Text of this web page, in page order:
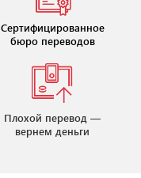
Сертифицированное
бюро переводов
Плохой перевод —
вернем деньги